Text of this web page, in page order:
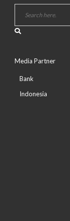
Media Partner
Bank
Indonesia